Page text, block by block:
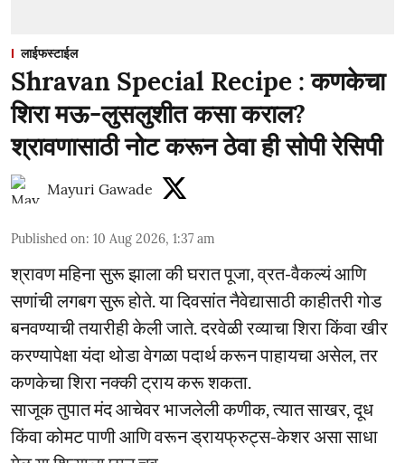
लाईफस्टाईल
Shravan Special Recipe : कणकेचा
शिरा मऊ-लुसलुशीत कसा कराल?
श्रावणासाठी नोट करून ठेवा ही सोपी रेसिपी
Mayuri Gawade
Published on: 10 Aug 2026, 1:37 am
श्रावण महिना सुरू झाला की घरात पूजा, व्रत-वैकल्यं आणि
सणांची लगबग सुरू होते. या दिवसांत नैवेद्यासाठी काहीतरी गोड
बनवण्याची तयारीही केली जाते. दरवेळी रव्याचा शिरा किंवा खीर
करण्यापेक्षा यंदा थोडा वेगळा पदार्थ करून पाहायचा असेल, तर
कणकेचा शिरा नक्की ट्राय करू शकता.
साजूक तुपात मंद आचेवर भाजलेली कणीक, त्यात साखर, दूध
किंवा कोमट पाणी आणि वरून ड्रायफ्रुट्स-केशर असा साधा